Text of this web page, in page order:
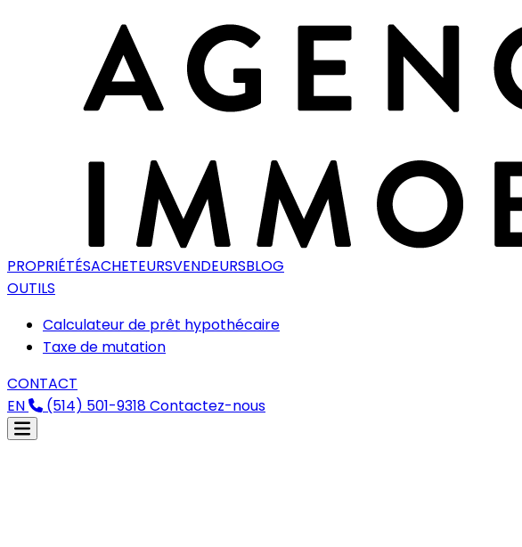
PROPRIÉTÉSACHETEURSVENDEURSBLOG
OUTILS
Calculateur de prêt hypothécaire
Taxe de mutation
CONTACT
EN
(514) 501-9318Contactez-nous